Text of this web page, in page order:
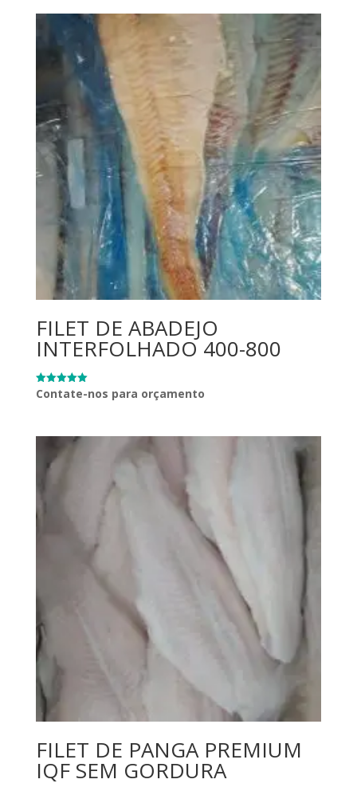
FILET DE ABADEJO
INTERFOLHADO 400-800
Avaliação
5.00
Contate-nos para orçamento
FILET DE PANGA PREMIUM
IQF SEM GORDURA